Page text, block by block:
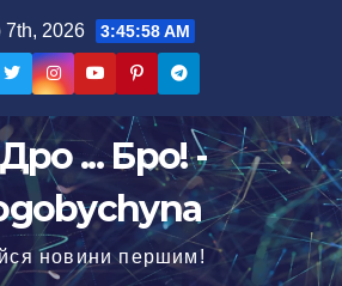
7th, 2026 3:45:59 AM
... Бро! -
новини першим!